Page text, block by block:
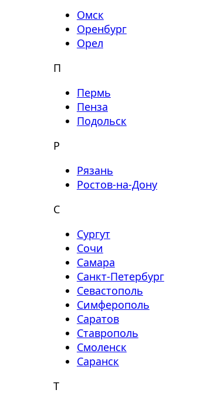
Омск
Оренбург
Орел
П
Пермь
Пенза
Подольск
Р
Рязань
Ростов-на-Дону
С
Сургут
Сочи
Самара
Санкт-Петербург
Севастополь
Симферополь
Саратов
Ставрополь
Смоленск
Саранск
Т